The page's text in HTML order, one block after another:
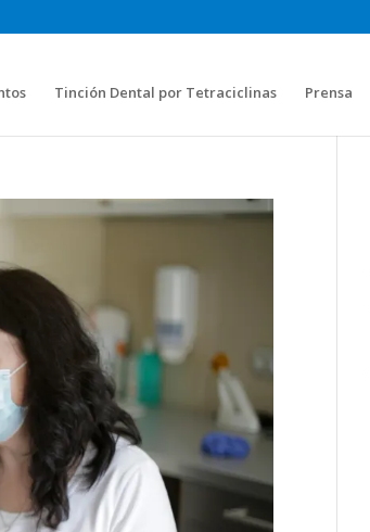
Tinción Dental por Tetraciclinas Prensa